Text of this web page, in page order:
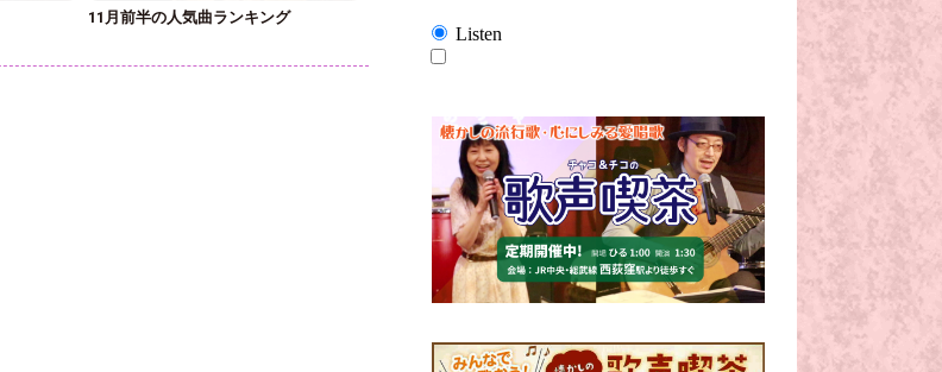
11月前半の人気曲ランキング